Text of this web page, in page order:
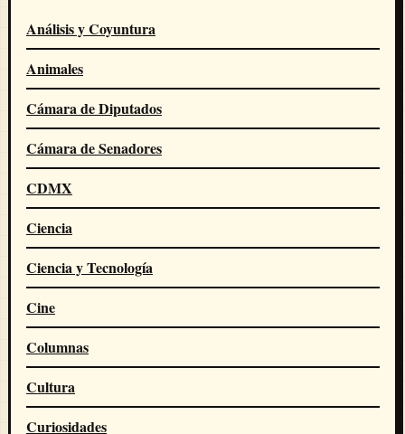
Análisis y Coyuntura
Animales
Cámara de Diputados
Cámara de Senadores
CDMX
Ciencia
Ciencia y Tecnología
Cine
Columnas
Cultura
Curiosidades